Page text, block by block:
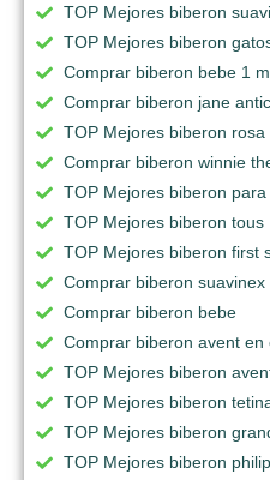
TOP Mejores biberon
TOP Mejores biberon
Comprar biberon bebe 1
Comprar biberon jane
TOP Mejores biberon rosa
Comprar biberon winnie
TOP Mejores biberon
TOP Mejores biberon tous
TOP Mejores biberon first
Comprar biberon suavinex
Comprar biberon bebe
Comprar biberon avent en
TOP Mejores biberon
TOP Mejores biberon
TOP Mejores biberon
TOP Mejores biberon